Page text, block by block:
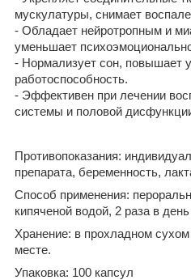
мускулатуры, снимает
- Обладает нейротропным и
уменьшает
- Нормализует сон, повышает
работоспособность.
- Эффективен при лечении
системы и половой
Противопоказания:
препарата, беременность,
Способ применения:
кипяченой водой, 2 раза в
Хранение: в прохладном
месте.
Упаковка: 100 капсул